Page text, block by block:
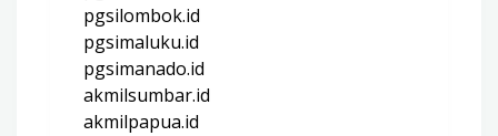
pgsilombok.id
pgsimaluku.id
pgsimanado.id
akmilsumbar.id
akmilpapua.id